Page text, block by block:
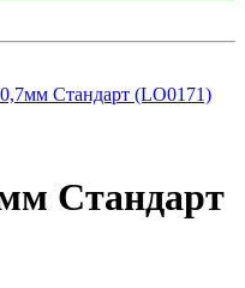
Стандарт (LO0171)
Стандарт